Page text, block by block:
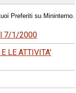
Preferiti su Mininterno.
7/1/2000
LE ATTIVITA'